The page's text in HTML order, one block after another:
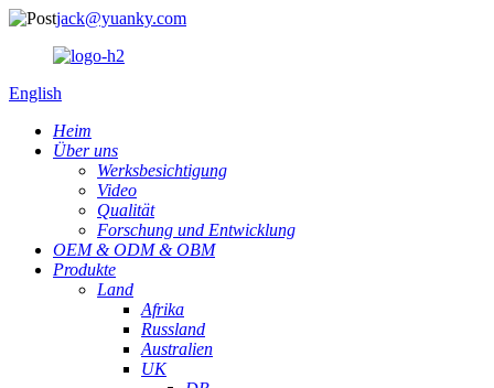
jack@yuanky.com
English
Heim
Über uns
Werksbesichtigung
Video
Qualität
Forschung und Entwicklung
OEM & ODM & OBM
Produkte
Land
Afrika
Russland
Australien
UK